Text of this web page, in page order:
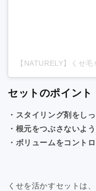
【NATURELY】くせ
セットのポイント
・スタイリング剤をし
・根元をつぶさないよ
・ボリュームをコント
くせを活かすセットは